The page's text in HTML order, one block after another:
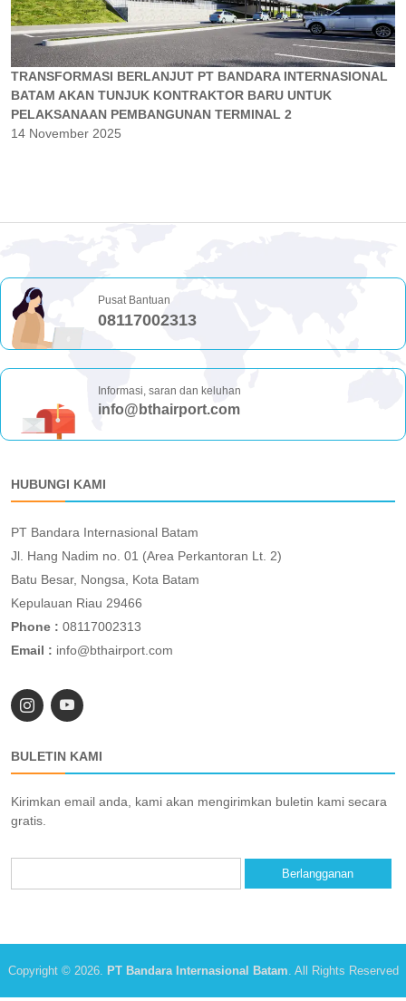
TRANSFORMASI BERLANJUT PT BANDARA INTERNASIONAL
BATAM AKAN TUNJUK KONTRAKTOR BARU UNTUK
PELAKSANAAN PEMBANGUNAN TERMINAL 2
14 November 2025
Pusat Bantuan
08117002313
Informasi, saran dan keluhan
info@bthairport.com
HUBUNGI KAMI
PT Bandara Internasional Batam
Jl. Hang Nadim no. 01 (Area Perkantoran Lt. 2)
Batu Besar, Nongsa, Kota Batam
Kepulauan Riau 29466
Phone : 08117002313
Email : info@bthairport.com
BULETIN KAMI
Kirimkan email anda, kami akan mengirimkan buletin kami secara
gratis.
Copyright © 2026. PT Bandara Internasional Batam. All Rights Reserved